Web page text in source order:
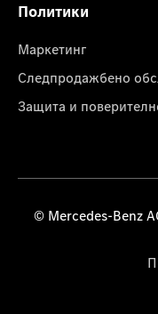
Политики
Маркетинг
Следпродажбено
Защита и
© Mercedes-Benz